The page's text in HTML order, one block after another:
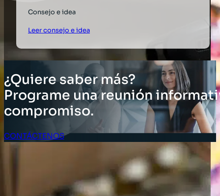
Consejo e idea
Leer consejo e idea
¿Quiere saber más?
Programe una reunión
compromiso.
CONTÁCTENOS
Acceso Clientes
SOLUCIONES